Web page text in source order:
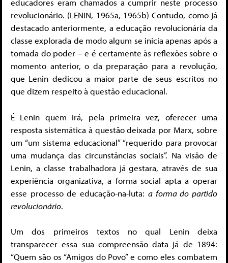
educadores eram chamados a cumprir neste processo
revolucionário. (LENIN, 1965a, 1965b) Contudo, como já
destacado anteriormente, a educação revolucionária da
classe explorada de modo algum se inicia apenas após a
tomada do poder – e é certamente às reflexões sobre o
momento anterior, o da preparação para a revolução,
que Lenin dedicou a maior parte de seus escritos no
que dizem respeito à questão educacional.
É Lenin quem irá, pela primeira vez, oferecer uma
resposta sistemática à questão deixada por Marx, sobre
um “um sistema educacional” “requerido para provocar
uma mudança das circunstâncias sociais”. Na visão de
Lenin, a classe trabalhadora já gestara, através de sua
experiência organizativa, a forma social apta a operar
esse processo de educação-na-luta: a forma do partido
revolucionário.
Um dos primeiros textos no qual Lenin deixa
transparecer essa sua compreensão data já de 1894:
“Quem são os “Amigos do Povo” e como eles combatem